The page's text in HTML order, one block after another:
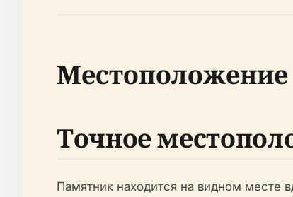
Местоположение
Точное
Памятник находится на видном месте